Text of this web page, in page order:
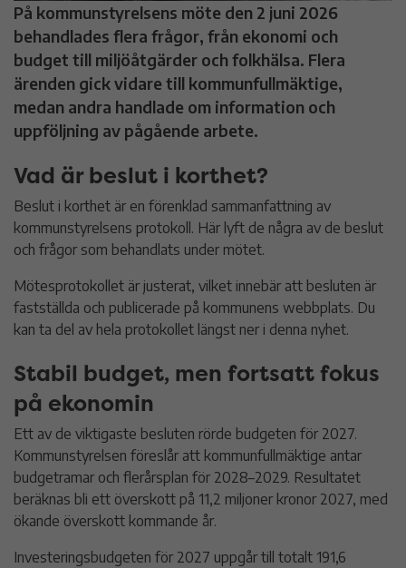
På kommunstyrelsens möte den 2 juni 2026
behandlades flera frågor, från ekonomi och
budget till miljöåtgärder och folkhälsa. Flera
ärenden gick vidare till kommunfullmäktige,
medan andra handlade om information och
uppföljning av pågående arbete.
Vad är beslut i korthet?
Beslut i korthet är en förenklad sammanfattning av
kommunstyrelsens protokoll. Här lyft de några av de beslut
och frågor som behandlats under mötet.
Mötesprotokollet är justerat, vilket innebär att besluten är
fastställda och publicerade på kommunens webbplats. Du
kan ta del av hela protokollet längst ner i denna nyhet.
Stabil budget, men fortsatt fokus
på ekonomin
Ett av de viktigaste besluten rörde budgeten för 2027.
Kommunstyrelsen föreslår att kommunfullmäktige antar
budgetramar och flerårsplan för 2028–2029. Resultatet
beräknas bli ett överskott på 11,2 miljoner kronor 2027, med
ökande överskott kommande år.
Investeringsbudgeten för 2027 uppgår till totalt 191,6